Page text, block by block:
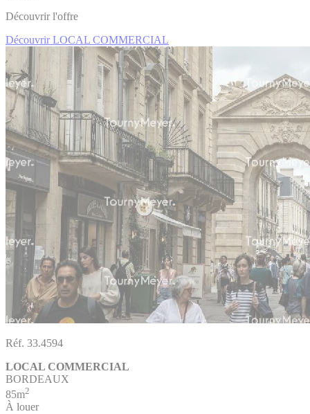
Découvrir l'offre
Découvrir LOCAL COMMERCIAL
Réf. 33.4594
LOCAL COMMERCIAL
BORDEAUX
85m2
À louer